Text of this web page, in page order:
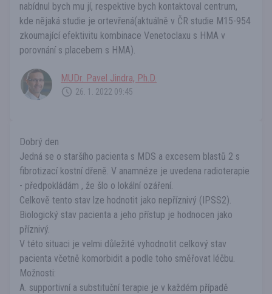
nabídnul bych mu jí, respektive bych kontaktoval centrum,
kde nějaká studie je ortevřená(aktuálně v ČR studie M15-954
zkoumající efektivitu kombinace Venetoclaxu s HMA v
porovnání s placebem s HMA).
MUDr. Pavel Jindra, Ph.D.
26. 1. 2022 09:45
Dobrý den
Jedná se o staršího pacienta s MDS a excesem blastů 2 s
fibrotizací kostní dřeně. V anamnéze je uvedena radioterapie
- předpokládám , že šlo o lokální ozáření.
Celkově tento stav lze hodnotit jako nepříznivý (IPSS2).
Biologický stav pacienta a jeho přístup je hodnocen jako
příznivý.
V této situaci je velmi důležité vyhodnotit celkový stav
pacienta včetně komorbidit a podle toho směřovat léčbu.
Možnosti:
A. supportivní a substituční terapie je v každém případě